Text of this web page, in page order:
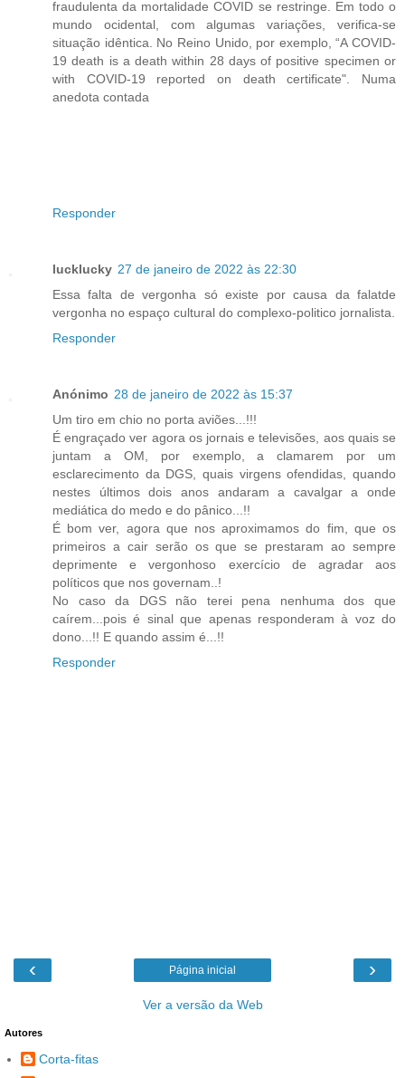
fraudulenta da mortalidade COVID se restringe. Em todo o
mundo ocidental, com algumas variações, verifica-se
situação idêntica. No Reino Unido, por exemplo, “A COVID-
19 death is a death within 28 days of positive specimen or
with COVID-19 reported on death certificate". Numa
anedota contada
Responder
lucklucky 27 de janeiro de 2022 às 22:30
Essa falta de vergonha só existe por causa da falatde
vergonha no espaço cultural do complexo-politico jornalista.
Responder
Anónimo 28 de janeiro de 2022 às 15:37
Um tiro em chio no porta aviões...!!!
É engraçado ver agora os jornais e televisões, aos quais se
juntam a OM, por exemplo, a clamarem por um
esclarecimento da DGS, quais virgens ofendidas, quando
nestes últimos dois anos andaram a cavalgar a onde
mediática do medo e do pânico...!!
É bom ver, agora que nos aproximamos do fim, que os
primeiros a cair serão os que se prestaram ao sempre
deprimente e vergonhoso exercício de agradar aos
políticos que nos governam..!
No caso da DGS não terei pena nenhuma dos que
caírem...pois é sinal que apenas responderam à voz do
dono...!! E quando assim é...!!
Responder
‹ ›
Página inicial
Ver a versão da Web
Autores
Corta-fitas